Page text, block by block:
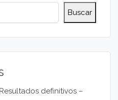
Buscar
Resultados definitivos –